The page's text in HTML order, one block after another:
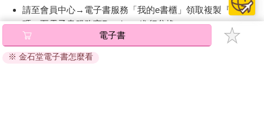
請至會員中心→電子書服務「我的e書櫃」領取複製『兌換
碼』至電子書服務商Readmoo進行兌換。
退換貨須知：
因版權保護，您在金石堂所購買的電子書僅能以金石堂專屬
電子書
※ 金石堂電子書怎麼看